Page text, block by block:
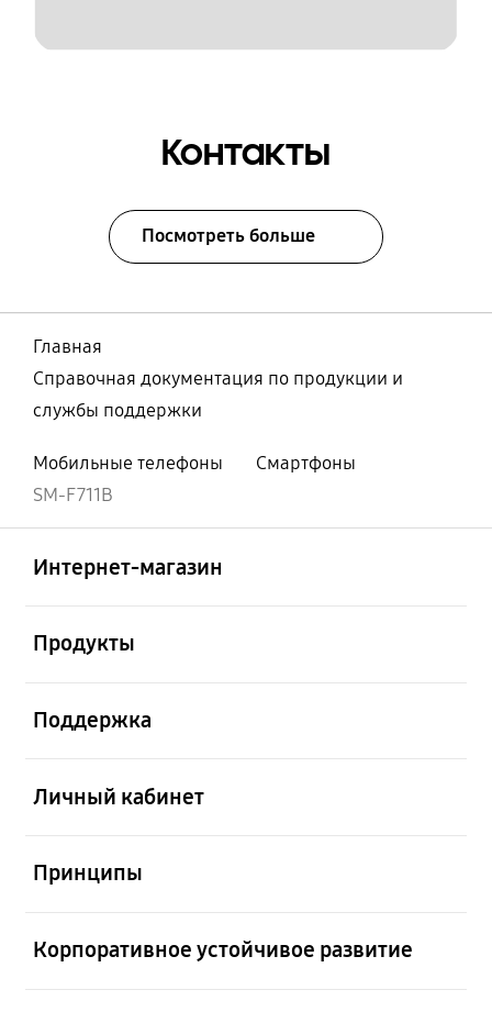
Контакты
Посмотреть больше
Главная
Справочная документация по продукции и
службы поддержки
Мобильные телефоны
Смартфоны
SM-F711B
Интернет-магазин
Продукты
Поддержка
Личный кабинет
Принципы
Корпоративное устойчивое развитие